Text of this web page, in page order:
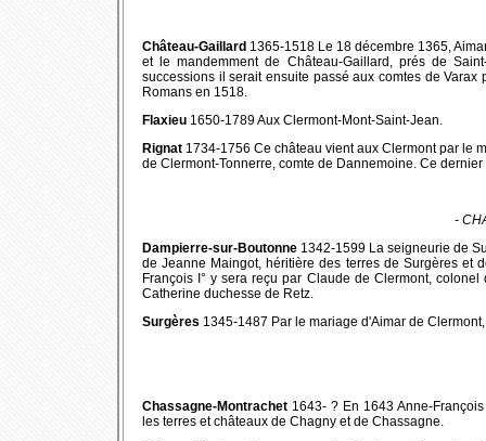
Château-Gaillard 1365-1518 Le 18 décembre 1365,
et le mandemment de Château-Gaillard, prés de
successions il serait ensuite passé aux comtes de
Romans en 1518.
Flaxieu 1650-1789 Aux Clermont-Mont-Saint-Jean.
Rignat 1734-1756 Ce château vient aux Clermont par le
de Clermont-Tonnerre, comte de Dannemoine. Ce
-
Dampierre-sur-Boutonne 1342-1599 La seigneurie de
de Jeanne Maingot, héritière des terres de Surgères et
François I° y sera reçu par Claude de Clermont,
Catherine duchesse de Retz.
Surgères 1345-1487 Par le mariage d'Aimar de
Chassagne-Montrachet 1643- ? En 1643 Anne-
les terres et châteaux de Chagny et de Chassagne.